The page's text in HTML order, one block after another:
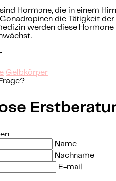
sind Hormone, die in einem
Gonadropinen die Tätigkeit der
werden diese
Gelbkörper
Name
Nachname
E-mail